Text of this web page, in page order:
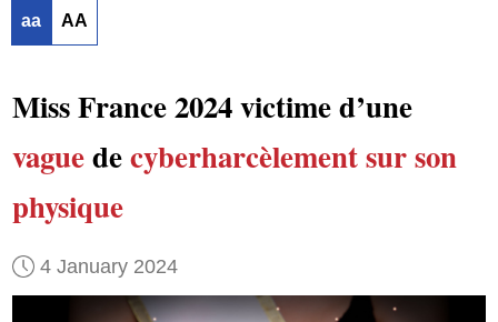
aa AA
Miss France 2024 victime d’une
vaguedecyberharcèlementsur son
physique
4 January 2024